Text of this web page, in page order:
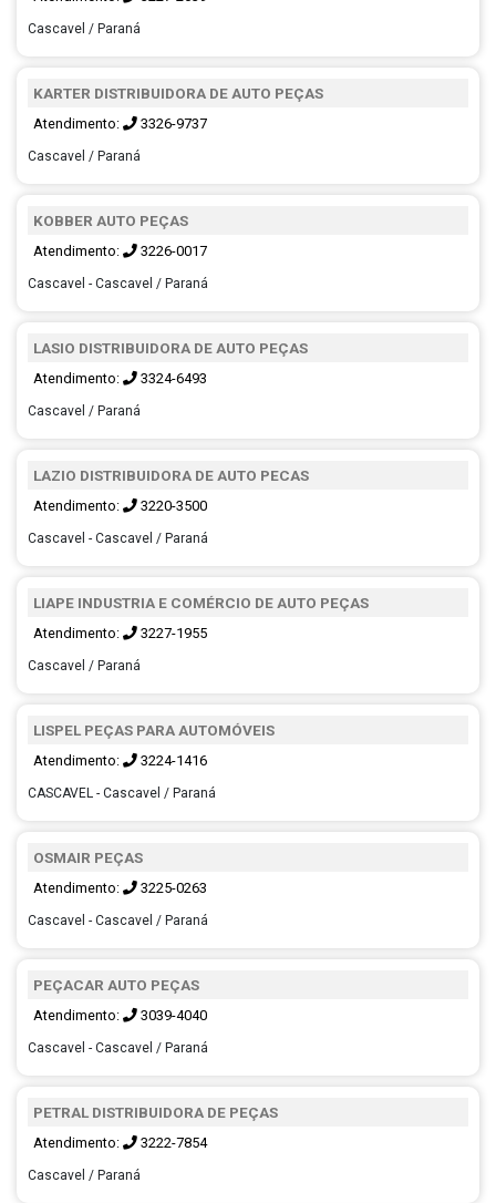
Cascavel / Paraná
KARTER DISTRIBUIDORA DE AUTO PEÇAS
Atendimento: 3326-9737
Cascavel / Paraná
KOBBER AUTO PEÇAS
Atendimento: 3226-0017
Cascavel - Cascavel / Paraná
LASIO DISTRIBUIDORA DE AUTO PEÇAS
Atendimento: 3324-6493
Cascavel / Paraná
LAZIO DISTRIBUIDORA DE AUTO PECAS
Atendimento: 3220-3500
Cascavel - Cascavel / Paraná
LIAPE INDUSTRIA E COMÉRCIO DE AUTO PEÇAS
Atendimento: 3227-1955
Cascavel / Paraná
LISPEL PEÇAS PARA AUTOMÓVEIS
Atendimento: 3224-1416
CASCAVEL - Cascavel / Paraná
OSMAIR PEÇAS
Atendimento: 3225-0263
Cascavel - Cascavel / Paraná
PEÇACAR AUTO PEÇAS
Atendimento: 3039-4040
Cascavel - Cascavel / Paraná
PETRAL DISTRIBUIDORA DE PEÇAS
Atendimento: 3222-7854
Cascavel / Paraná